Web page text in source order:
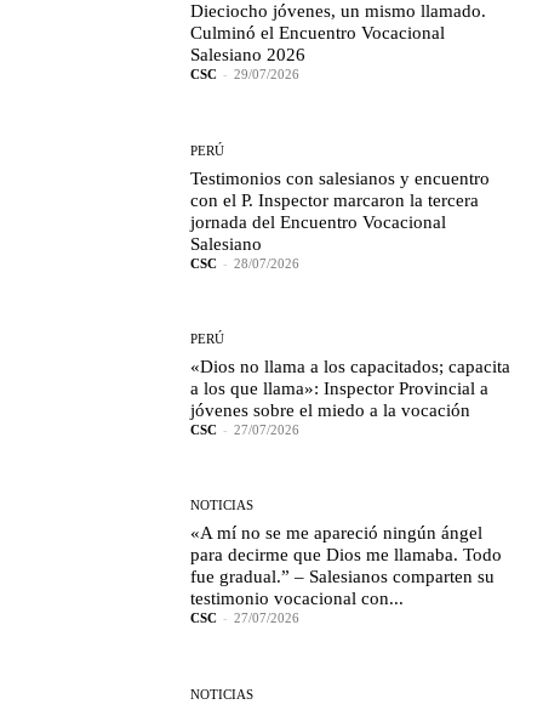
Dieciocho jóvenes, un mismo llamado.
Culminó el Encuentro Vocacional
Salesiano 2026
CSC - 29/07/2026
PERÚ
Testimonios con salesianos y encuentro
con el P. Inspector marcaron la tercera
jornada del Encuentro Vocacional
Salesiano
CSC - 28/07/2026
PERÚ
«Dios no llama a los capacitados; capacita
a los que llama»: Inspector Provincial a
jóvenes sobre el miedo a la vocación
CSC - 27/07/2026
NOTICIAS
«A mí no se me apareció ningún ángel
para decirme que Dios me llamaba. Todo
fue gradual.” – Salesianos comparten su
testimonio vocacional con...
CSC - 27/07/2026
NOTICIAS